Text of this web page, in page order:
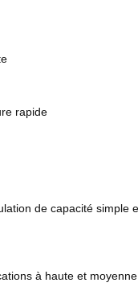
rapide
de capacité simple
à haute et